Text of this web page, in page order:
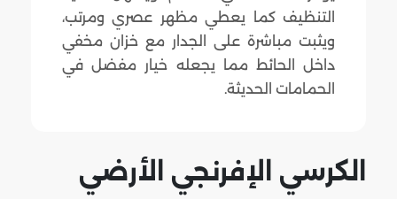
التنظيف كما يعطي مظهر عصري ومرتب،
ويثبت مباشرة على الجدار مع خزان مخفي
داخل الحائط مما يجعله خيار مفضل في
الحمامات الحديثة.
الكرسي الإفرنجي الأرضي